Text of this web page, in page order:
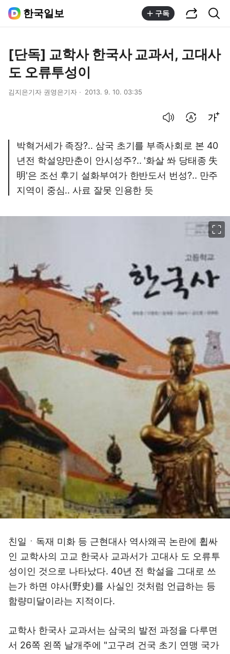
한국일보 구독
[단독] 교학사 한국사 교과서, 고대사
도 오류투성이
김지은기자 권영은기자 2013. 9. 10. 03:35
박혁거세가 족장?.. 삼국 초기를 부족사회로 본 40
년전 학설양만춘이 안시성주?.. '화살 쏴 당태종 失
明'은 조선 후기 설화부여가 한반도서 번성?.. 만주
지역이 중심.. 사료 잘못 인용한 듯
친일ㆍ독재 미화 등 근현대사 역사왜곡 논란에 휩싸
인 교학사의 고교 한국사 교과서가 고대사 도 오류투
성이인 것으로 나타났다. 40년 전 학설을 그대로 쓰
는가 하면 야사(野史)를 사실인 것처럼 언급하는 등
함량미달이라는 지적이다.
교학사 한국사 교과서는 삼국의 발전 과정을 다루면
서 26쪽 왼쪽 날개주에 "고구려 건국 초기 연맹 국가